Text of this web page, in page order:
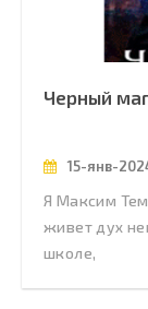
Черный
15-янв-
Я Максим
живет дух
школе,